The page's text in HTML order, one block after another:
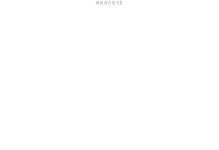
ANNONSE